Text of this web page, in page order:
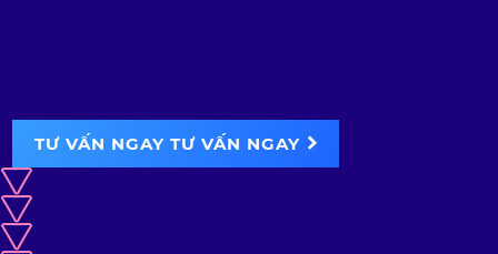
TƯ VẤN NGAY TƯ VẤN NGAY